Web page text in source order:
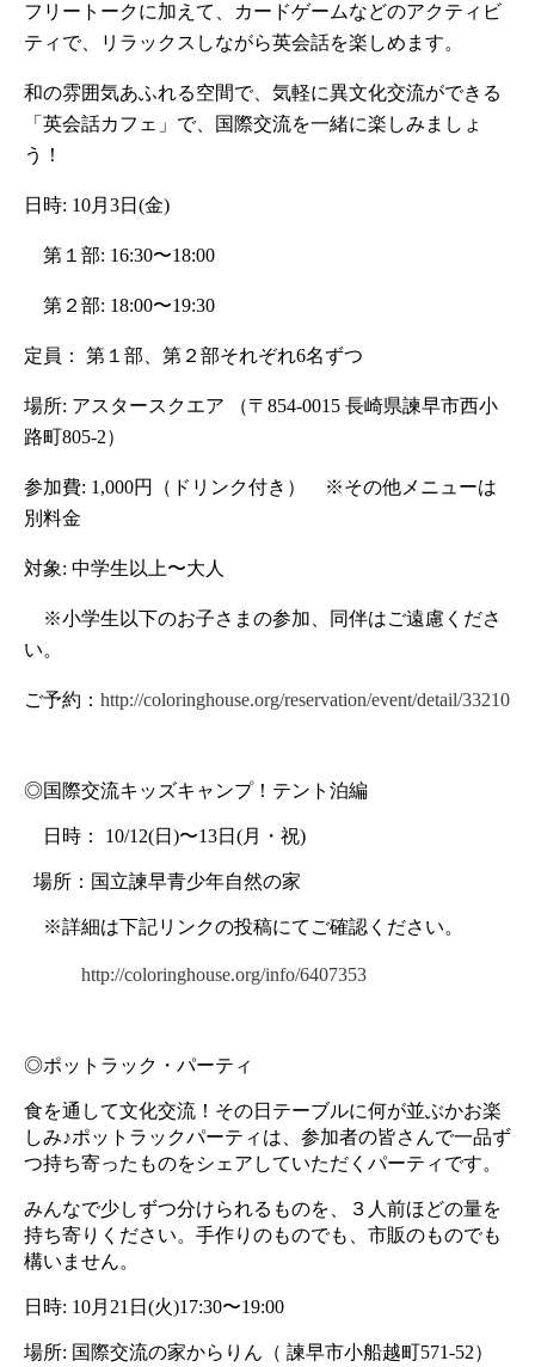
フリートークに加えて、カードゲームなどのアクティビ
ティで、リラックスしながら英会話を楽しめます。
和の雰囲気あふれる空間で、気軽に異文化交流ができる
「英会話カフェ」で、国際交流を一緒に楽しみましょ
う！
日時: 10月3日(金)
第１部: 16:30〜18:00
第２部: 18:00〜19:30
定員： 第１部、第２部それぞれ6名ずつ
場所: アスタースクエア （〒854-0015 長崎県諫早市西小
路町805-2）
参加費: 1,000円（ドリンク付き）　※その他メニューは
別料金
対象: 中学生以上〜大人
※小学生以下のお子さまの参加、同伴はご遠慮くださ
い。
ご予約： http://coloringhouse.org/reservation/event/detail/33210
◎国際交流キッズキャンプ！テント泊編
日時： 10/12(日)〜13日(月・祝)
場所：国立諫早青少年自然の家
※詳細は下記リンクの投稿にてご確認ください。
http://coloringhouse.org/info/6407353
◎ポットラック・パーティ
食を通して文化交流！その日テーブルに何が並ぶかお楽
しみ♪ポットラックパーティは、参加者の皆さんで一品ず
つ持ち寄ったものをシェアしていただくパーティです。
みんなで少しずつ分けられるものを、３人前ほどの量を
持ち寄りください。手作りのものでも、市販のものでも
構いません。
日時: 10月21日(火)17:30〜19:00
場所: 国際交流の家からりん（ 諫早市小船越町571-52）